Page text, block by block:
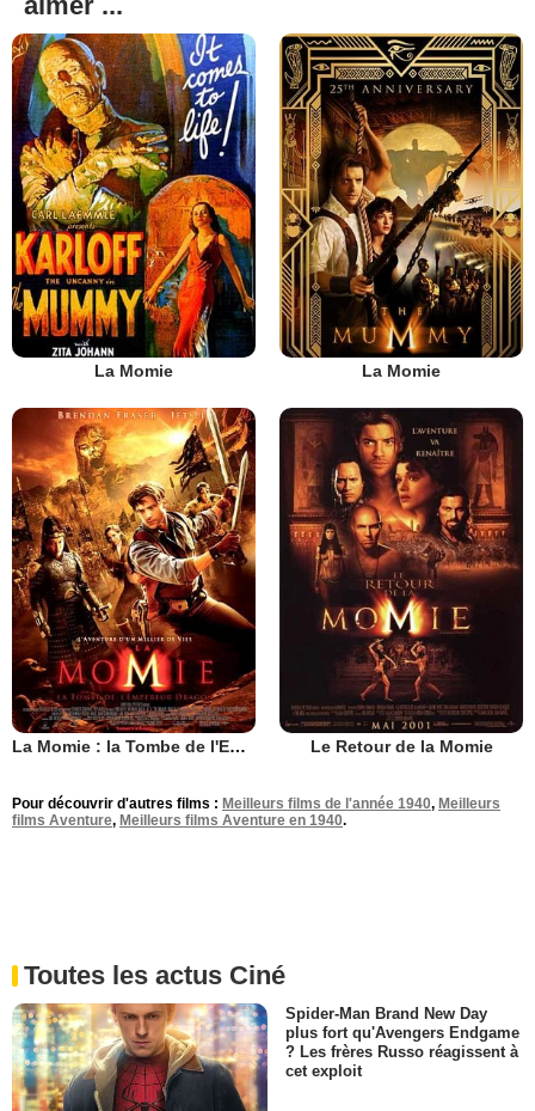
La Momie La Momie
La Momie : la Tombe de l'Empereur Dragon Le Retour de la Momie
Pour découvrir d'autres films : Meilleurs films de l'année 1940, Meilleurs
films Aventure, Meilleurs films Aventure en 1940.
Toutes les actus Ciné
Spider-Man Brand New Day
plus fort qu'Avengers Endgame
? Les frères Russo réagissent à
cet exploit